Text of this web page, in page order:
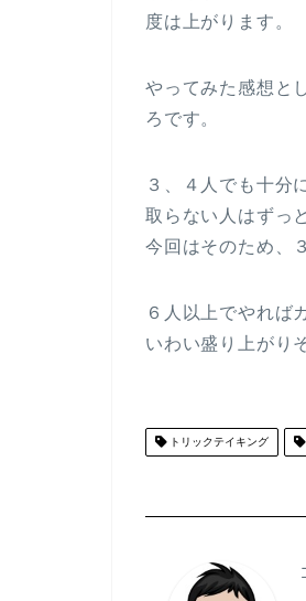
度は上がります。
やってみた感想と
ろです。
３、４人でも十分
取らない人はずっ
今回はそのため、
６人以上でやれば
いわい盛り上がり
トリックテイキング